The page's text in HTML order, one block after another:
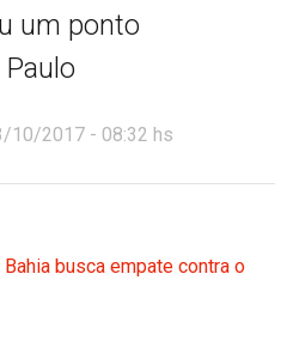
um ponto
10/2017 - 08:32 hs